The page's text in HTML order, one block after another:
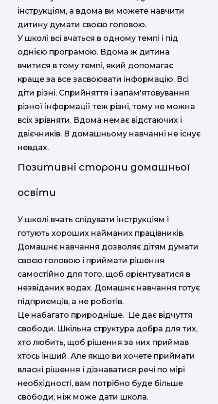
інструкціям, а вдома ви можете навчити
дитину думати своєю головою.
У школі всі вчаться в одному темпі і під
однією програмою. Вдома ж дитина
вчитися в тому темпі, який допомагає
краще за все засвоювати інформацію. Всі
діти різні. Сприйняття і запам'ятовування
різної інформації теж різні, тому не можна
всіх зрівняти. Вдома немає відстаючих і
двієчників. В домашньому навчанні не існує
невдах.
Позитивні сторони домашньої
освіти
У школі вчать слідувати інструкціям і
готують хороших найманих працівників.
Домашнє навчання дозволяє дітям думати
своєю головою і приймати рішення
самостійно для того, щоб орієнтуватися в
незвіданих водах. Домашнє навчання готує
підприємців, а не роботів.
Це набагато природніше. Це дає відчуття
свободи. Шкільна структура добра для тих,
хто любить, щоб рішення за них приймав
хтось інший. Але якщо ви хочете приймати
власні рішення і дізнаватися речі по мірі
необхідності, вам потрібно буде більше
свободи, ніж може дати школа.